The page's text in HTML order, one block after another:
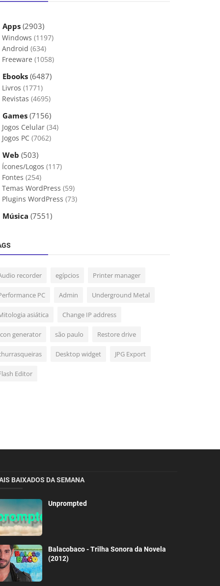
Apps(2903)
Windows (1197)
Android (634)
Freeware (1058)
Ebooks (6487)
Livros (1771)
Revistas (4695)
Games (7156)
Jogos Celular (34)
Jogos PC (7062)
Web (503)
Ícones/Logos (117)
Fontes (254)
Temas WordPress (59)
Plugins WordPress (73)
Música (7551)
recorder egípcios Printer manager
PC Admin Underground Metal
asiática Change IP address
generator são paulo Restore drive
Desktop widget JPG Export
Editor
BAIXADOS DA SEMANA
Unprompted
Balacobaco - Trilha Sonora da Novela
(2012)